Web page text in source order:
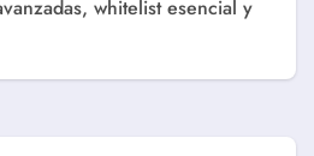
whitelist esencial y